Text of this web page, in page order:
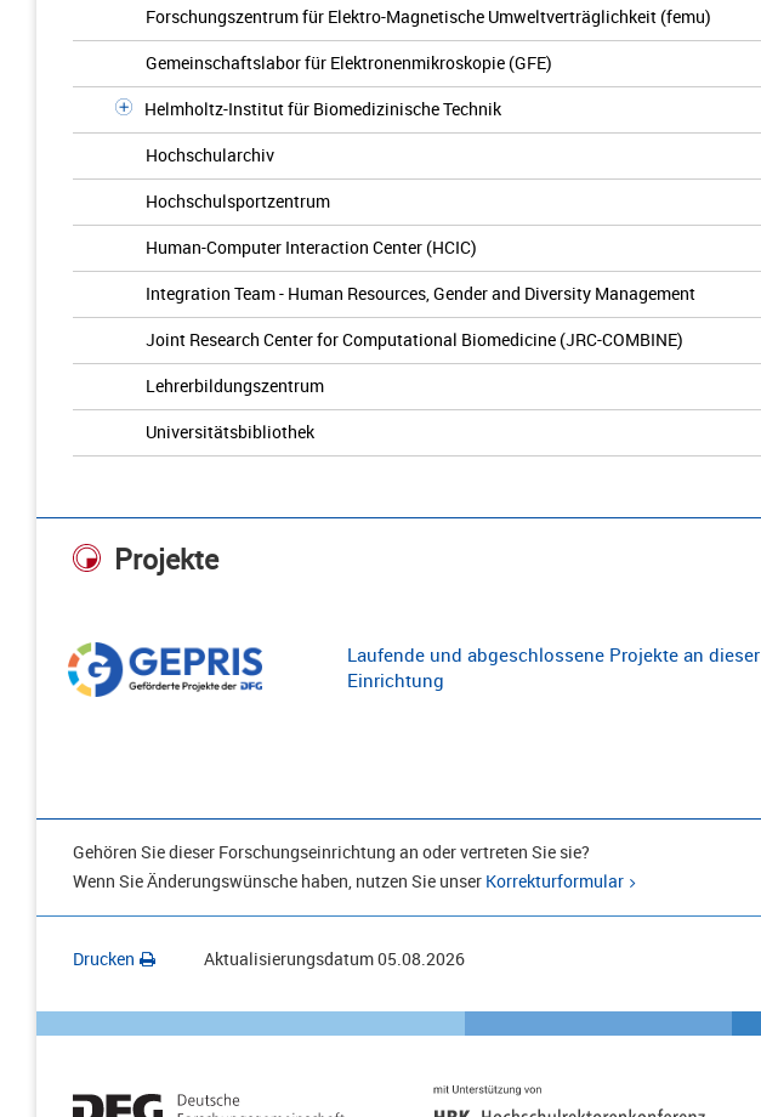
Forschungszentrum für Elektro-Magnetische Umweltverträglichkeit (femu)
Gemeinschaftslabor für Elektronenmikroskopie (GFE)
Helmholtz-Institut für Biomedizinische Technik
Hochschularchiv
Hochschulsportzentrum
Human-Computer Interaction Center (HCIC)
Integration Team - Human Resources, Gender and Diversity Management
Joint Research Center for Computational Biomedicine (JRC-COMBINE)
Lehrerbildungszentrum
Universitätsbibliothek
Projekte
Laufende und abgeschlossene Projekte an dieser
Einrichtung
Gehören Sie dieser Forschungseinrichtung an oder vertreten Sie sie?
Wenn Sie Änderungswünsche haben, nutzen Sie unser Korrekturformular
Drucken Aktualisierungsdatum05.08.2026